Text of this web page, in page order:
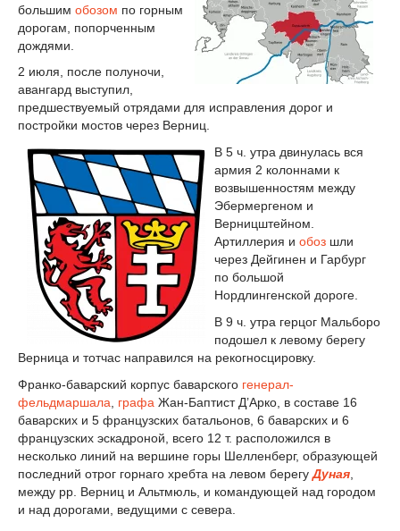
большим обозом по горным
дорогам, попорченным
дождями.
2 июля, после полуночи,
авангард выступил,
предшествуемый отрядами для исправления дорог и
постройки мостов через Верниц.
В 5 ч. утра двинулась вся
армия 2 колоннами к
возвышенностям между
Эбермергеном и
Верницштейном.
Артиллерия и обоз шли
через Дейгинен и Гарбург
по большой
Нордлингенской дороге.
В 9 ч. утра герцог Мальборо
подошел к левому берегу
Верница и тотчас направился на рекогносцировку.
Франко-баварский корпус баварского генерал-
фельдмаршала
графа Жан-Баптист Д’Арко, в составе 16
баварских и 5 французских батальонов, 6 баварских и 6
французских эскадроной, всего 12 т. расположился в
несколько линий на вершине горы Шелленберг, образующей
последний отрог горнаго хребта на левом берегуДуная
между рр. Верниц и Альтмюль, и командующей над городом
и над дорогами, ведущими с севера.